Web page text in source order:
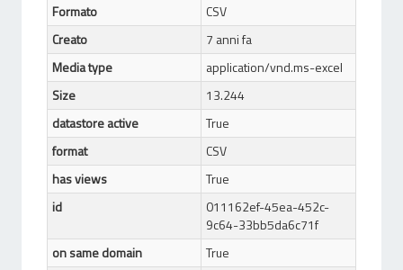
Formato
CSV
Creato
7 anni fa
Media type
application/vnd.ms-excel
Size
13.244
datastore active
True
format
CSV
has views
True
id
011162ef-45ea-452c-
9c64-33bb5da6c71f
on same domain
True